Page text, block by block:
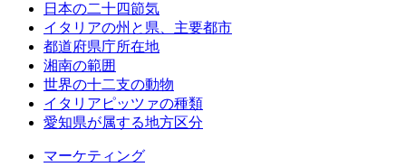
日本の二十四節気
イタリアの州と県、主要都市
都道府県庁所在地
湘南の範囲
世界の十二支の動物
イタリアピッツァの種類
愛知県が属する地方区分
マーケティング